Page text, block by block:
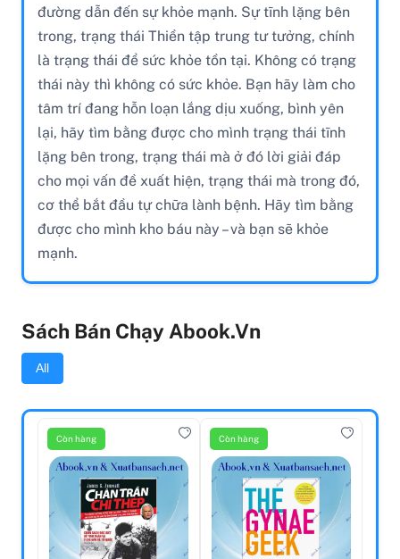
đường dẫn đến sự khỏe mạnh. Sự tĩnh lặng bên
trong, trạng thái Thiền tập trung tư tưởng, chính
là trạng thái để sức khỏe tồn tại. Không có trạng
thái này thì không có sức khỏe. Bạn hãy làm cho
tâm trí đang hỗn loạn lắng dịu xuống, bình yên
lại, hãy tìm bằng được cho mình trạng thái tĩnh
lặng bên trong, trạng thái mà ở đó lời giải đáp
cho mọi vấn đề xuất hiện, trạng thái mà trong đó,
cơ thể bắt đầu tự chữa lành bệnh. Hãy tìm bằng
được cho mình kho báu này – và bạn sẽ khỏe
mạnh.
Sách Bán Chạy Abook.vn
All
Còn hàng Còn hàng